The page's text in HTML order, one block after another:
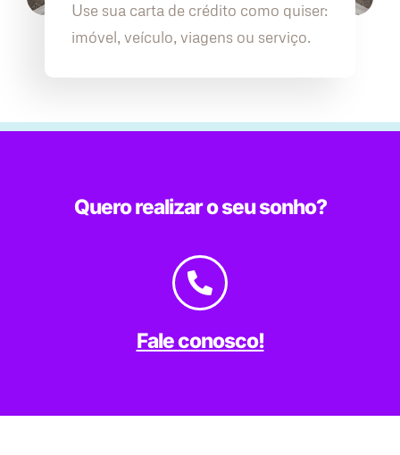
Use sua carta de crédito como quiser:
imóvel, veículo, viagens ou serviço.
Quero realizar o seu sonho?
Fale conosco!